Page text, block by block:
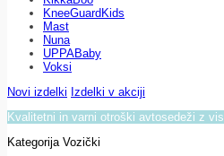
KneeGuardKids
Mast
Nuna
UPPABaby
Voksi
Novi izdelki Izdelki v akciji
Kvalitetni in varni otroški avtosedeži z
Kategorija Vozički